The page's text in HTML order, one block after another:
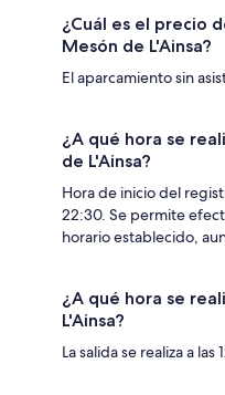
¿Cuál es el precio
Mesón de L'Ainsa?
El aparcamiento sin
¿A qué hora se
de L'Ainsa?
Hora de inicio del
22:30. Se permite
horario establecido,
¿A qué hora se
L'Ainsa?
La salida se realiza a las